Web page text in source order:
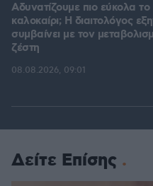
Αδυνατίζουμε πιο εύκολα το
καλοκαίρι; Η διαιτολόγος
συμβαίνει με τον
ζέστη
08.08.2026, 09:01
Δείτε Επίσης